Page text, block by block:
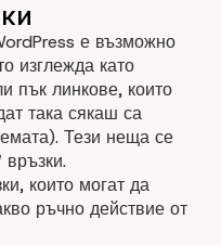
е възможно
изглежда като
пък линкове, които
така сякаш са
Тези неща се
връзки.
които могат да
ръчно действие от